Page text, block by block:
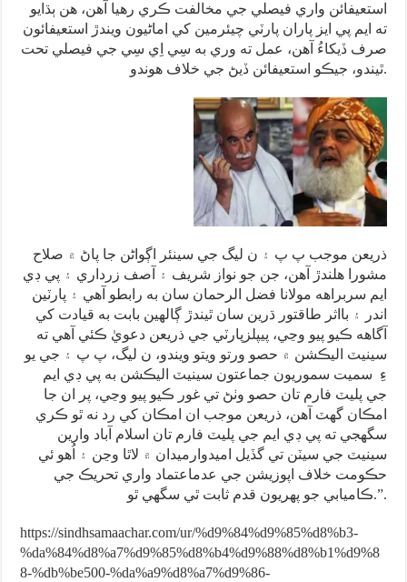
استعيفائن واري فيصلي جي مخالفت ڪري رهيا آهن، هن ٻڌايو
ته ايم پي ايز پاران پارٽي چيئرمين کي اماڻيون ويندڙ استعيفائون
صرف ڏيکاءُ آهن، عمل ته وري به سِي اِي سِي جي فيصلي تحت
ٿيندو، جيڪو استعيفائن ڏيڻ جي خلاف هوندو.
ذريعن موجب پ پ ۽ ن ليگ جي سينئر اڳواڻن جا پاڻ ۾ صلاح
مشورا هلندڙ آهن، جن جو نواز شريف ۽ آصف زرداري ۽ پي ڊي
ايم سربراهه مولانا فضل الرحمان سان به رابطو آهي ۽ پارٽين
اندر ۽ بااثر طاقتور ڌرين سان ٿيندڙ ڳالهين بابت به قيادت کي
آگاهه ڪيو پيو وڃي، پيپلزپارٽي جي ذريعن دعويٰ ڪئي آهي ته
سينيٽ اليڪشن ۾ حصو ورتو ويتو ويندو، ن ليگ، پ پ ۽ جي يو
ءِ سميت سموريون جماعتون سينيٽ اليڪشن به پي ڊي ايم
جي پليٽ فارم تان حصو وٺڻ تي غور ڪيو پيو وڃي، پر ان جا
امڪان گهٽ آهن، ذريعن موجب ان امڪان کي رد نه ٿو ڪري
سگهجي ته پي ڊي ايم جي پليٽ فارم تان اسلام آباد وارين
سينيٽ جي سيٽن تي گڏيل اميدوارميدان ۾ لاٿا وڃن ۽ اُهو ئي
حڪومت خلاف اپوزيشن جي عدماعتماد واري تحريڪ جي
ڪاميابي جو پهريون قدم ثابت ٿي سگهي ٿو.”.
https://sindhsamaachar.com/ur/%d9%84%d9%85%d8%b3-
%da%84%d8%a7%d9%85%d8%b4%d9%88%d8%b1%d9%8
8-%db%be500-%da%a9%d8%a7%d9%86-